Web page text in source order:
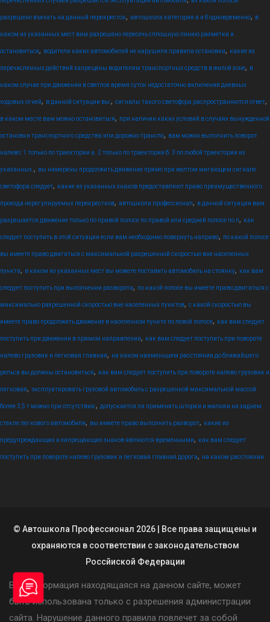
разрешено въехать на данный перекресток, автошкола категория а и б одновременно, в
каком из указанных мест вам разрешено пересечь сплошную линию разметки и
остановиться, водители каких автомобилей не нарушили правила остановки, какие из
перечисленных действий запрещены водителям транспортных средств в жилой зоне, в
каком случае при движении в светлое время суток недостаточно включения дневных
ходовых огней, в данной ситуации вы:, сигналы такого светофора распространяются ответ,
в каком месте вам можно остановиться, при наличии каких условий в случаях вынужденной
остановки транспортного средства или дорожно транспо, вам можно выполнить поворот
налево: 1 только по траектории а. 2 только по траектории б. 3 по любой траектории из
указанных. , вы намерены продолжить движение прямо при желтом мигающем сигнале
светофора следует, какие из указанных знаков предоставляют право преимущественного
проезда нерегулируемых перекрестков, автошкола профессионал, в данной ситуации вам
разрешается движение только по правой полосе по правой или средней полосе по л, как
следует поступить в этой ситуации если вам необходимо повернуть направо, по какой полосе
вы имеете право двигаться с максимальной разрешенной скоростью вне населенных
пункта, в каком из указанных мест вы можете поставить автомобиль на стоянку, как вам
следует поступить при выполнении разворота, по какой полосе вы имеете право двигаться с
максимально разрешенной скоростью вне населенных пунктов, с какой скоростью вы
имеете право продолжить движение в населенном пункте по левой полосе, как вам следует
поступить при движении в прямом направлении, как вам следует поступить при повороте
налево грузовик и легковая главная, на каком наименьшем расстоянии до ближайшего
рельса вы должны остановиться, как вам следует поступить при повороте налево грузовик и
легковая, эксплуатировать грузовой автомобиль с разрешенной максимальной массой
более 3,5 т можно при отсутствии:, допускается ли применять шторки и жалюзи на заднем
стекле легкового автомобиля, вы имеете право выполнить разворот, какие из
предупреждающих и запрещающих знаков являются временными, как вам следует
поступить при повороте налево грузовик и легковая главная дорога, на каком расстоянии
© Автошкола Профессионал 2026 | Все права защищены и
охраняются в соответствии с законодательством
Россйиской Федерации
Вся информация находящаяся на данном сайте, может
быть использована только с разрешения администрации
сайта. Нарушение данного правила повлечет за собой